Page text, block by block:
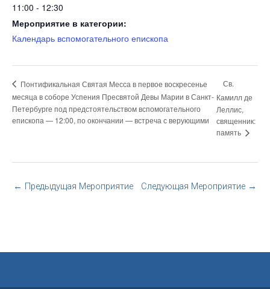
11:00 - 12:30
Мероприятие в категории:
Календарь вспомогательного епископа
Понтификальная Святая Месса в первое воскресенье
месяца в соборе Успения Пресвятой Девы Марии в Санкт-
Петербурге под предстоятельством вспомогательного
епископа — 12:00, по окончании — встреча с верующими
Св.
Камилл де
Леллис,
священник:
память
← Предыдущая Мероприятие Следующая Мероприятие →